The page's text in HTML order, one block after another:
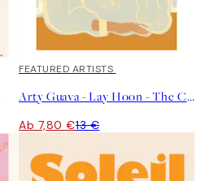
40%*
FEATURED ARTISTS
Arty Guava - Lay Hoon - The Chrysanthemum Poster
Ab 7,80 €13 €